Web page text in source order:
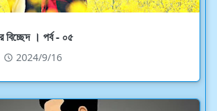
বিচ্ছেদ । পর্ব - ০৫
2024/9/16